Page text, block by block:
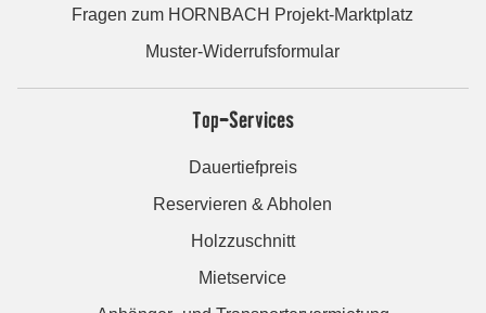
Fragen zum HORNBACH Projekt-Marktplatz
Muster-Widerrufsformular
Top-Services
Dauertiefpreis
Reservieren & Abholen
Holzzuschnitt
Mietservice